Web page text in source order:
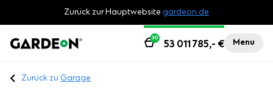
Zurück zur Hauptwebsite gardeon.de
Menu
53 011 785,- €
30
Zurück zu Garage